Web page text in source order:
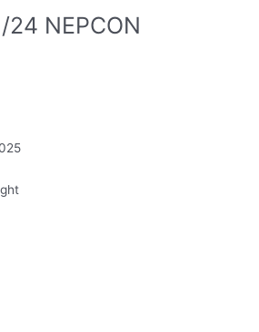
NEPCON